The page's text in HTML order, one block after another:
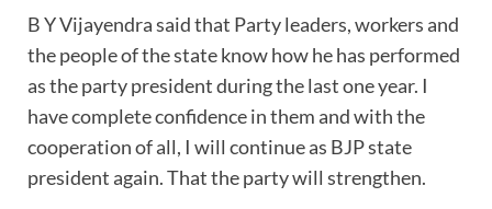
B Y Vijayendra said that Party leaders, workers and
the people of the state know how he has performed
as the party president during the last one year. I
have complete confidence in them and with the
cooperation of all, I will continue as BJP state
president again. That the party will strengthen.